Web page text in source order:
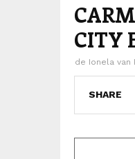
CITY
de Ionela van
SHARE